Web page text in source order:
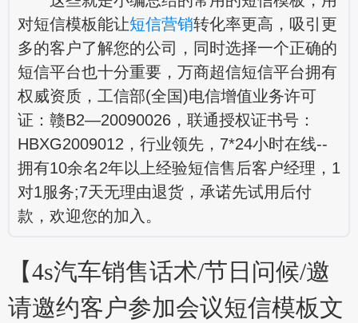
对短信模板能让短信营销转化率更高，吸引更
多的客户了解您的公司，同时选择一个正确的
短信平台也十分重要，万商超信短信平台拥有
权威资质，工信部(全国)电信增值业务许可
证：赣B2—20090026，联通授权证书号：
HBXG2009012，行业领先，7*24小时在线--
拥有10余名2年以上经验短信售后客户经理，1
对1服务;7天无理由退货，承诺先试用后付
款，欢迎您的加入。
【4s汽车销售话术/节日问候/邀
请邀约客户参加会议短信模板文